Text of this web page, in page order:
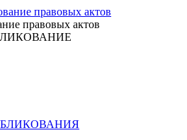
правовых актов